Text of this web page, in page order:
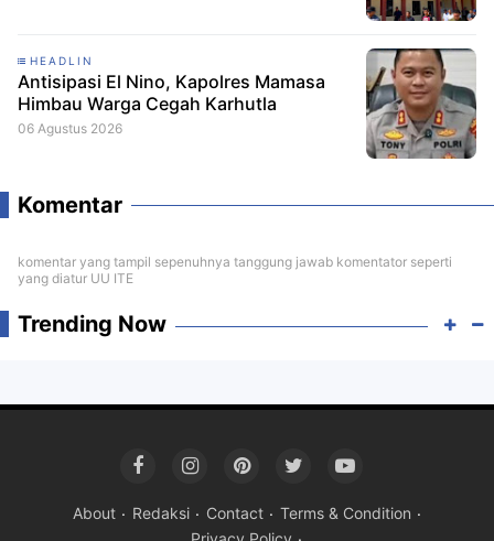
HEADLIN
Antisipasi El Nino, Kapolres Mamasa
Himbau Warga Cegah Karhutla
06 Agustus 2026
Komentar
komentar yang tampil sepenuhnya tanggung jawab komentator seperti
yang diatur UU ITE
Trending Now
About Redaksi Contact
Terms & Condition